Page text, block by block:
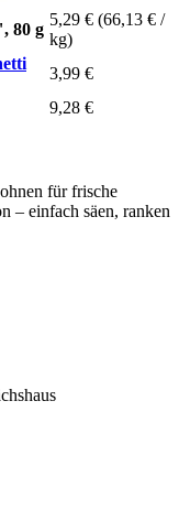
80 g
5,29 € (66,13 € /
kg)
3,99 €
9,28 €
für frische
– einfach säen, ranken